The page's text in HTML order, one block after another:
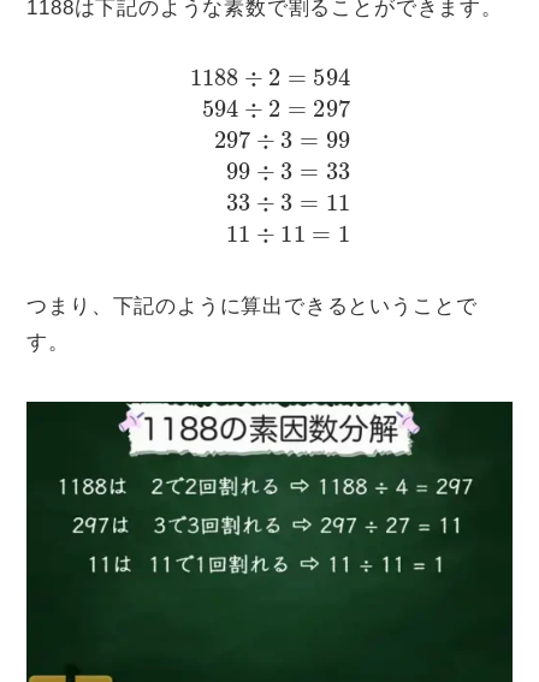
1188は下記のような素数で割ることができます。
594÷2 = 297 297÷
33÷3 =1111 ÷11=
つまり、下記のように算出できるということで
す。